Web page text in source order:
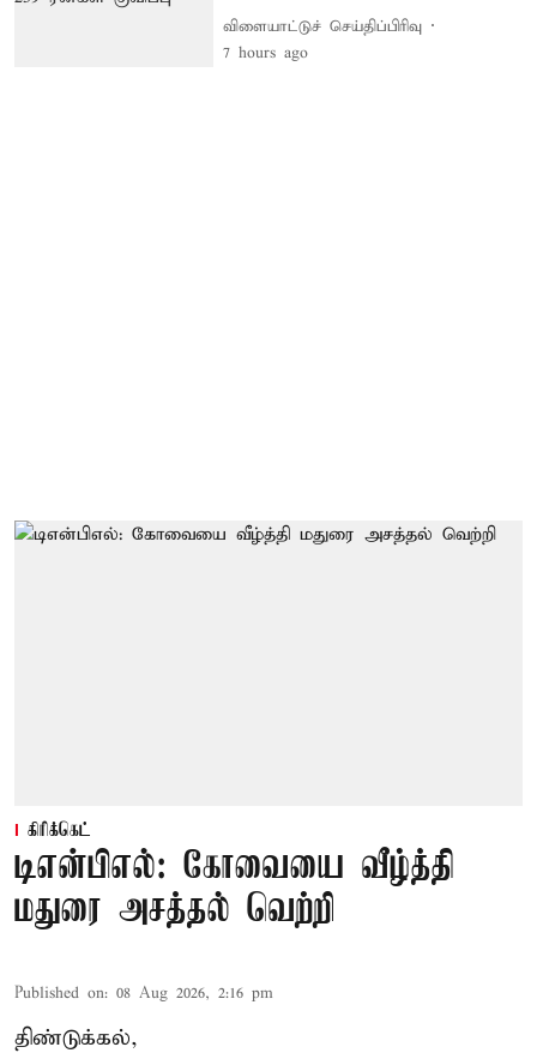
விளையாட்டுச் செய்திப்பிரிவு
7 hours ago
கிரிக்கெட்
டிஎன்பிஎல்: கோவையை வீழ்த்தி
மதுரை அசத்தல் வெற்றி
Published on: 08 Aug 2026, 2:16 pm
திண்டுக்கல்,